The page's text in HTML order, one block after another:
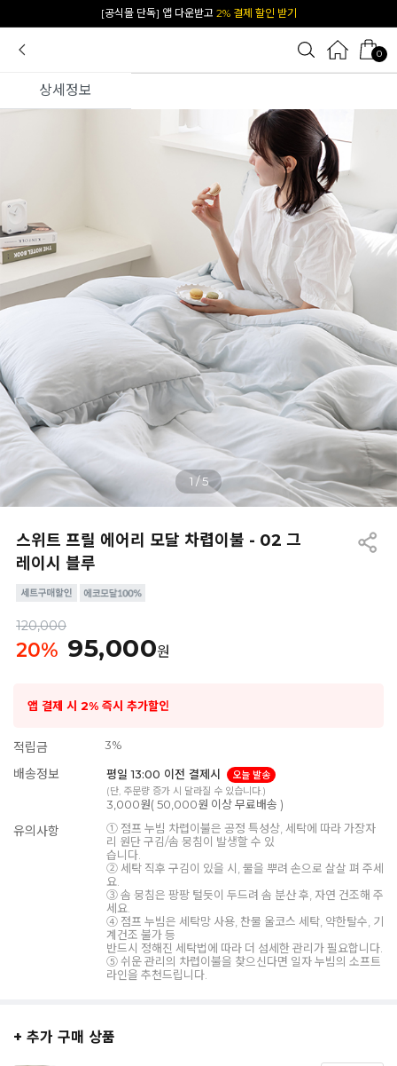
카카오 플친 추가하면1천원 즉시 할인 쿠폰
0
상세정보
1 /5
스위트 프릴 에어리 모달 차렵이불 - 02 그
레이시 블루
120,000
20% 95,000원
앱 결제 시 2% 즉시 추가할인
적립금 3%
배송정보 평일 13:00 이전 결제시
오늘 발송
(단, 주문량 증가 시 달라질 수 있습니다.)
3,000원( 50,000원 이상 무료배송 )
유의사항
① 점프 누빔 차렵이불은 공정 특성상, 세탁에 따라 가장자
리 원단 구김/솜 뭉침이 발생할 수 있
습니다.
② 세탁 직후 구김이 있을 시, 물을 뿌려 손으로 살살 펴 주세
요.
③ 솜 뭉침은 팡팡 털듯이 두드려 솜 분산 후, 자연 건조해 주
세요.
④ 점프 누빔은 세탁망 사용, 찬물 울코스 세탁, 약한탈수, 기
계건조 불가 등
반드시 정해진 세탁법에 따라 더 섬세한 관리가 필요합니다.
⑤ 쉬운 관리의 차렵이불을 찾으신다면 일자 누빔의 소프트
라인을 추천드립니다.
+ 추가 구매 상품